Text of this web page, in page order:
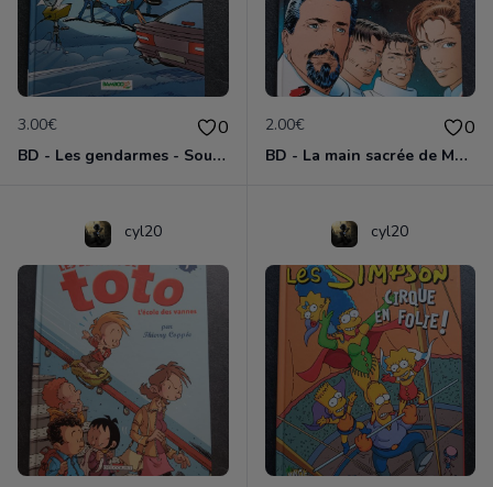
3.00€ 0
BD - Les gendarmes - Souriez, vous êtes flashés - Tome 5
2.00€ 0
BD - La main sacrée de Metallica
cyl20 cyl20